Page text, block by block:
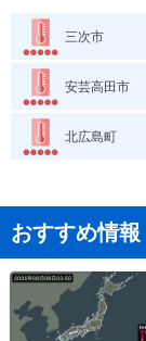
三次市
安芸高田市
北広島町
おすすめ情報